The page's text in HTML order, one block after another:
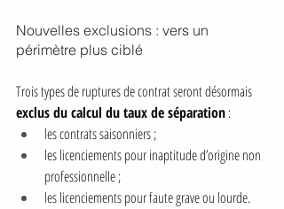
Nouvelles exclusions : vers un
périmètre plus ciblé
Trois types de ruptures de contrat seront désormais
exclus du calcul du taux de séparation :
les contrats saisonniers ;
les licenciements pour inaptitude d’origine non
professionnelle ;
les licenciements pour faute grave ou lourde.